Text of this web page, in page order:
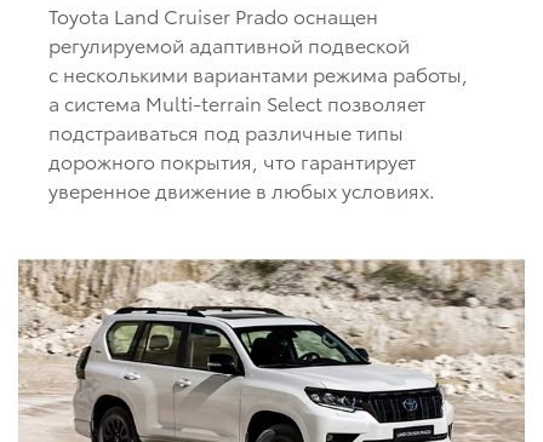
Toyota Land Cruiser Prado оснащен
регулируемой адаптивной подвеской
с несколькими вариантами режима работы,
а система Multi-terrain Select позволяет
подстраиваться под различные типы
дорожного покрытия, что гарантирует
уверенное движение в любых условиях.